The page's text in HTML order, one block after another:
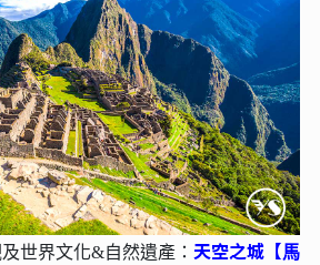
世界文化&⾃然遺產： 天空之城【⾺